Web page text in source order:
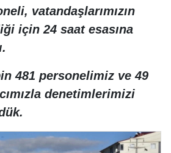
vatandaşlarımızın
için 24 saat esasına
481 personelimiz ve 49
denetimlerimizi